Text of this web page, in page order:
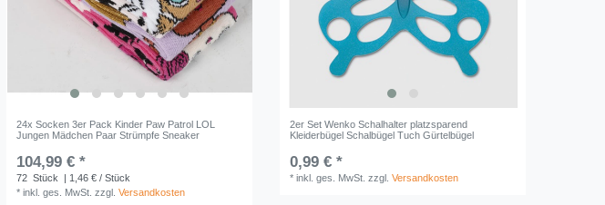
24x Socken 3er Pack Kinder Paw Patrol LOL
Jungen Mädchen Paar Strümpfe Sneaker
104,99 € *
72 Stück
| 1,46 € / Stück
*inkl. ges. MwSt. zzgl.Versandkosten
2er Set Wenko Schalhalter platzsparend
Kleiderbügel Schalbügel Tuch Gürtelbügel
0,99 € *
*inkl. ges. MwSt. zzgl.Versandkosten